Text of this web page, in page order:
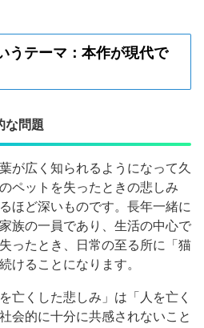
うテーマ：本作が現代で
な問題
が広く知られるようになって久
ペットを失ったときの悲しみ
ほど深いものです。長年一緒に
族の一員であり、生活の中心で
ったとき、日常の至る所に「猫
けることになります。
亡くした悲しみ」は「人を亡く
会的に十分に共感されないこと